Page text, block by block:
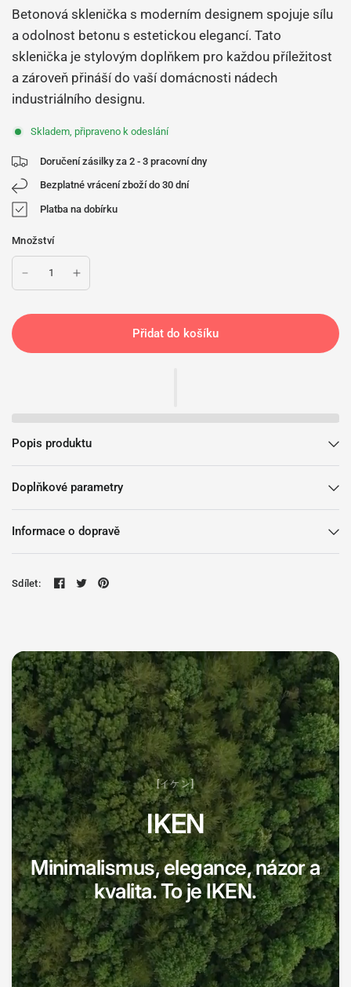
Betonová sklenička s moderním designem spojuje sílu
a odolnost betonu s estetickou elegancí. Tato
sklenička je stylovým doplňkem pro každou příležitost
a zároveň přináší do vaší domácnosti nádech
industriálního designu.
Skladem, připraveno k odeslání
Doručení zásilky za 2 - 3 pracovní dny
Bezplatné vrácení zboží do 30 dní
Platba na dobírku
Množství
Přidat do košíku
Popis produktu
Doplňkové parametry
Informace o dopravě
Sdílet:
[イケン]
IKEN
Minimalismus, elegance, názor a
kvalita. To je IKEN.